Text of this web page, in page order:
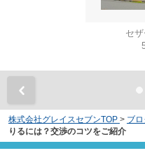
セ
株式会社グレイスセブンTOP > ブ
りるには？交渉のコツをご紹介